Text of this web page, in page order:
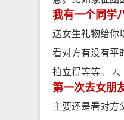
我有一个同学
送女生礼物给你
看对方有没有平
拍立得等等。 2
第一次去女朋
主要还是看对方